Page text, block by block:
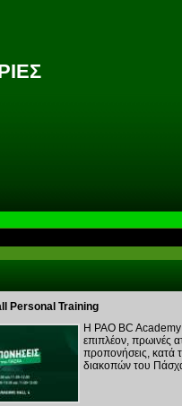
Personal Training
Η PAO BC Academy
επιπλέον, πρωινές
προπονήσεις, κατά
διακοπών του